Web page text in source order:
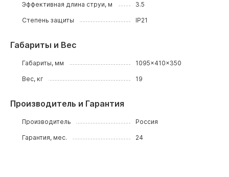
Эффективная длина струи, м 3.5
Степень защиты IP21
Габариты и Вес
Габариты, мм 1095x410x350
Вес, кг 19
Производитель и Гарантия
Производитель Россия
Гарантия, мес. 24